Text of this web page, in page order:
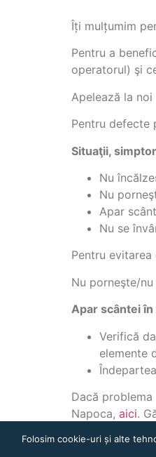
Îți mulțumim
Pentru a
operatorul) şi
Apelează la
Pentru defecte
Situaţii,
Nu
Nu
Apar
Nu se
Pentru
Nu porneşte/
Apar scântei
Verifică
elemente
Dacă
Napoca, aici.
Reparaţia se
Folosim cookie-uri și alte